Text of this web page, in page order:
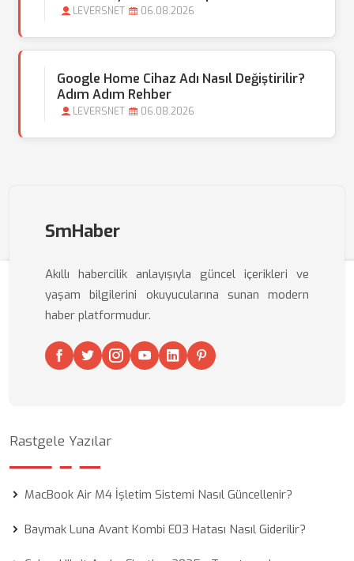
LEVERSNET 06.08.2026
Google Home Cihaz Adı Nasıl Değiştirilir?
Adım Adım Rehber
LEVERSNET 06.08.2026
SmHaber
Akıllı habercilik anlayışıyla güncel içerikleri ve
yaşam bilgilerini okuyucularına sunan modern
haber platformudur.
Rastgele Yazılar
MacBook Air M4 İşletim Sistemi Nasıl Güncellenir?
Baymak Luna Avant Kombi E03 Hatası Nasıl Giderilir?